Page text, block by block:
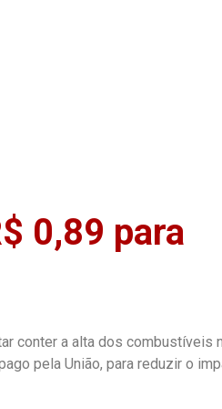
0,89 para
conter a alta dos combustíveis
pela União, para reduzir o